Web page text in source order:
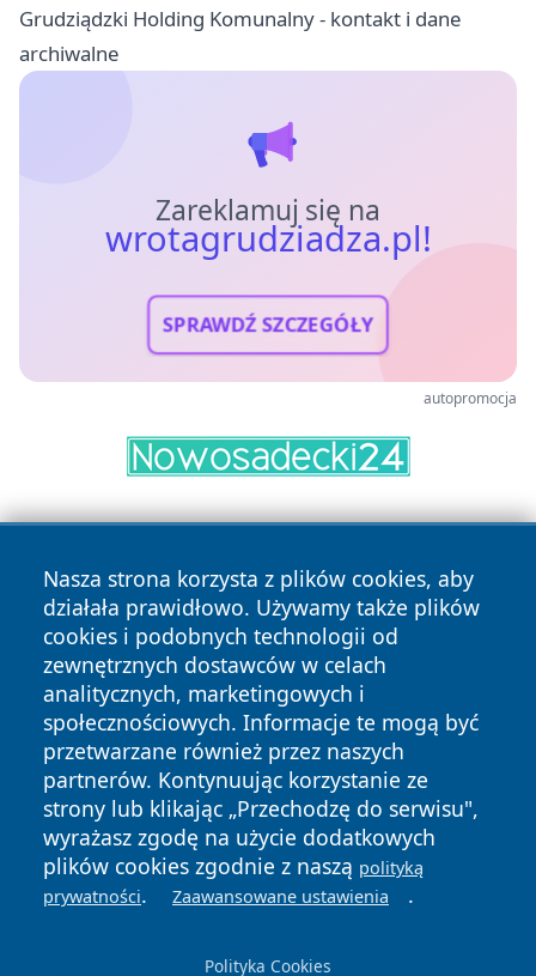
Grudziądzki Holding Komunalny - kontakt i dane
archiwalne
Zareklamuj się na
wrotagrudziadza.pl!
SPRAWDŹ SZCZEGÓŁY
autopromocja
Nasza strona korzysta z plików cookies, aby
działała prawidłowo. Używamy także plików
cookies i podobnych technologii od
zewnętrznych dostawców w celach
analitycznych, marketingowych i
społecznościowych. Informacje te mogą być
przetwarzane również przez naszych
partnerów. Kontynuując korzystanie ze
strony lub klikając „Przechodzę do serwisu",
wyrażasz zgodę na użycie dodatkowych
plików cookies zgodnie z naszą polityką
prywatności. Zaawansowane ustawienia .
Polityka Cookies
Copyright © 2026 wrotagrudziadza.pl Wszystkie prawa
zastrzeżone.
News Autorzy
Polityka
Prywatności
Polityka
Cookies